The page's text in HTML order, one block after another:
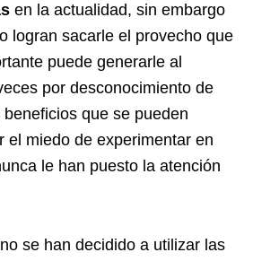
en la actualidad, sin embargo
logran sacarle el provecho que
puede generarle al
por desconocimiento de
beneficios que se pueden
el miedo de experimentar en
le han puesto la atención
se han decidido a utilizar las